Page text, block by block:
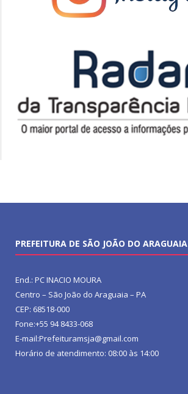
PREFEITURA DE SÃO JOÃO DO ARAGUAIA
End.: PC INACIO MOURA
Centro – São João do Araguaia – PA
CEP: 68518-000
Fone:+55 94 8433-068
E-mail:Prefeituramsja@gmail.com
Horário de atendimento: 08:00 às 14:00